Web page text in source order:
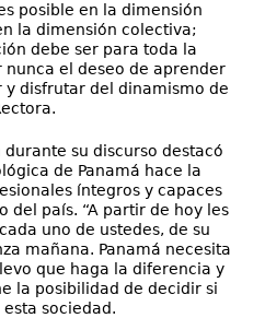
posible en la dimensión
la dimensión colectiva;
debe ser para toda la
el deseo de aprender
disfrutar del dinamismo de
su discurso destacó
de Panamá hace la
íntegros y capaces
del país. “A partir de hoy les
uno de ustedes, de su
mañana. Panamá necesita
que haga la diferencia y
la posibilidad de decidir si
sociedad.